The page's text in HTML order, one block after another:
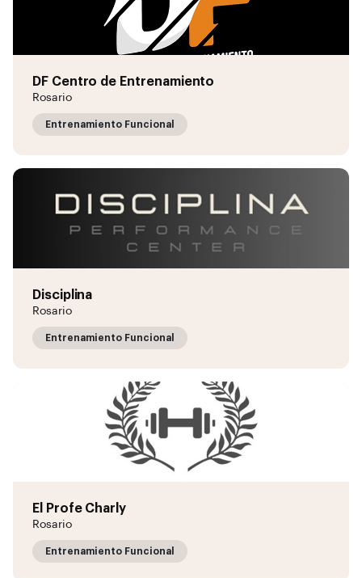
DF Centro de Entrenamiento
Rosario
Entrenamiento Funcional
Disciplina
Rosario
Entrenamiento Funcional
El Profe Charly
Rosario
Entrenamiento Funcional